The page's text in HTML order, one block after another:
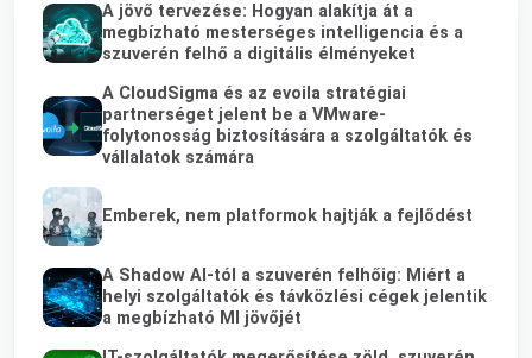
A jövő tervezése: Hogyan alakítja át a
megbízható mesterséges intelligencia és a
szuverén felhő a digitális élményeket
A CloudSigma és az evoila stratégiai
partnerséget jelent be a VMware-
folytonosság biztosítására a szolgáltatók és
vállalatok számára
Emberek, nem platformok hajtják a fejlődést
A Shadow AI-tól a szuverén felhőig: Miért a
helyi szolgáltatók és távközlési cégek jelentik
a megbízható MI jövőjét